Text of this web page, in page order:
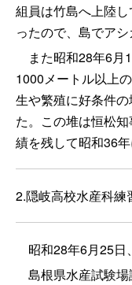
組員は竹島へ上陸
ったので、島でア
また昭和28年6月
1000メートル以上
生や繁殖に好条件
た。この堆は恒松
績を残して昭和36
2.隠岐高校水産科練
昭和28年6月25日
島根県水産試験場